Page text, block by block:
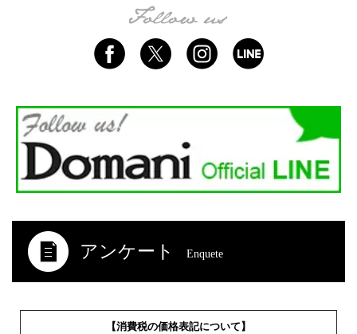
アンケート Enquete
【消費税の価格表記について】